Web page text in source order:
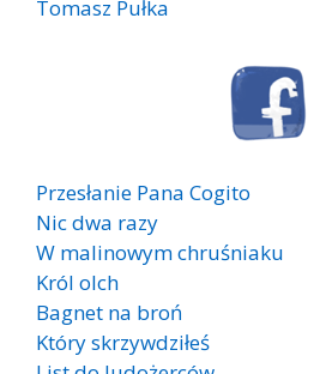
Tomasz Pułka
Przesłanie Pana Cogito
Nic dwa razy
W malinowym chruśniaku
Król olch
Bagnet na broń
Który skrzywdziłeś